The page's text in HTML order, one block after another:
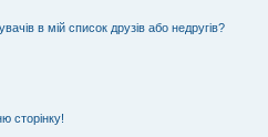
в мій список друзів або недругів?
сторінку!